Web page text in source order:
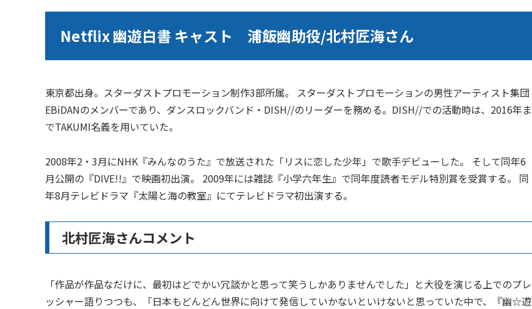
Netflix 幽遊白書 キャスト 浦飯幽助役/北村匠海さん
東京都出身。スターダストプロモーション制作3部所属。 スターダストプロモーションの男性アーティスト集団
EBiDANのメンバーであり、ダンスロックバンド・DISH//のリーダーを務める。DISH//での活動時は、2016年ま
でTAKUMI名義を用いていた。
2008年2・3月にNHK『みんなのうた』で放送された「リスに恋した少年」で歌手デビューした。 そして同年6
月公開の『DIVE!!』で映画初出演。 2009年には雑誌『小学六年生』で同年度読者モデル特別賞を受賞する。 同
年8月テレビドラマ『太陽と海の教室』にてテレビドラマ初出演する。
北村匠海さんコメント
「作品が作品なだけに、最初はどでかい冗談かと思って笑うしかありませんでした」と大役を演じる上でのプレ
ッシャー語りつつも、「日本もどんどん世界に向けて発信していかないといけないと思っていた中で、『幽☆遊